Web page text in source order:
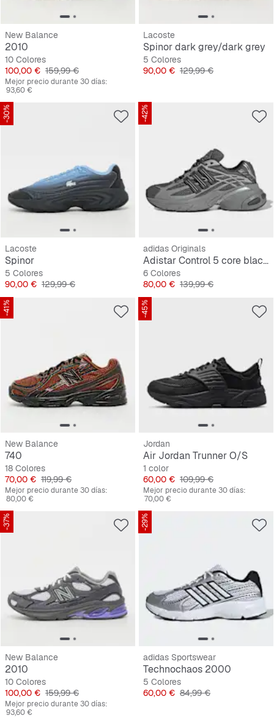
New Balance
2010
10 Colores
Precio
100,00 € Precio original
159,99 €
Mejor precio durante 30 días:
93,60 €
Lacoste
Spinor dark grey/dark grey
5 Colores
Precio
90,00 € Precio original
129,99 €
-30%
Lacoste
Spinor
5 Colores
Precio
90,00 € Precio original
129,99 €
-42%
adidas Originals
Adistar Control 5 core black/silver met./grey one
6 Colores
Precio
80,00 € Precio original
139,99 €
-41%
New Balance
740
18 Colores
Precio
70,00 € Precio original
119,99 €
Mejor precio durante 30 días:
80,00 €
-45%
Jordan
Air Jordan Trunner O/S
1 color
Precio
60,00 € Precio original
109,99 €
Mejor precio durante 30 días:
70,00 €
-37%
New Balance
2010
10 Colores
Precio
100,00 € Precio original
159,99 €
Mejor precio durante 30 días:
93,60 €
-29%
adidas Sportswear
Technochaos 2000
5 Colores
Precio
60,00 € Precio original
84,99 €